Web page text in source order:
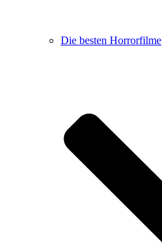
Die besten Horrorfilme